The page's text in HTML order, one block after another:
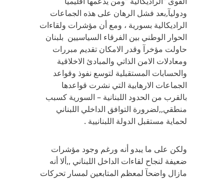
ودوليآ,بعد فشل الرهان على هذه الجماعات
الراديكالية بسورية ، ومع أن مؤشرات ولقاءات
الحوار الوطني بين الفرقاء السياسيين بلبنان
حاولت مؤخرآ وقدر الامكان تقديم مبررات
ومعادلات الامن الذاتي والمبادئ الاخلاقية
والحسابات المستقبلية لتوسع نفوذ وقواعد
الجماعات الارهابية التي نشرت قواعدها
بالقرب من الحدود اللبنانية – السورية كسبب
منطقي,,لضرورة التوافق الداخلي اللبناني
لحماية مستقبل الدولة اللبنانيية .
ولكن على ما يبدو أنه ورغم وجود مؤشرات
ضعيفة لنجاح لقاءات الداخل اللبناني ,,ألا أنه
مازال واضحآ لمعظم المتابعين لمسار تحركات